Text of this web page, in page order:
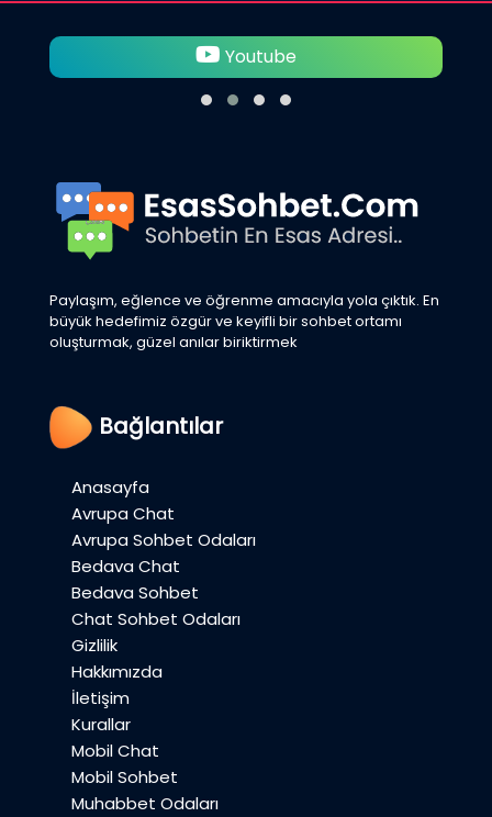
Twitter
Paylaşım, eğlence ve öğrenme amacıyla yola çıktık. En
büyük hedefimiz özgür ve keyifli bir sohbet ortamı
oluşturmak, güzel anılar biriktirmek
Bağlantılar
Anasayfa
Avrupa Chat
Avrupa Sohbet Odaları
Bedava Chat
Bedava Sohbet
Chat Sohbet Odaları
Gizlilik
Hakkımızda
İletişim
Kurallar
Mobil Chat
Mobil Sohbet
Muhabbet Odaları